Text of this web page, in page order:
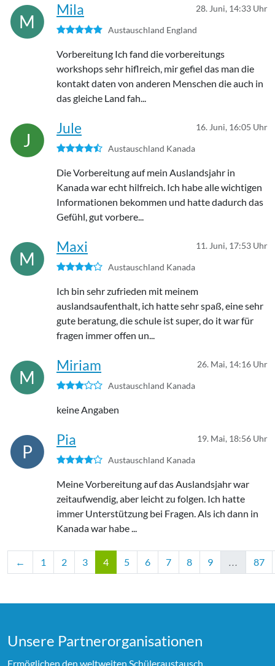
M
28. Juni, 14:33 Uhr
Mila
Austauschland England
Vorbereitung Ich fand die vorbereitungs
workshops sehr hiflreich, mir gefiel das man die
kontakt daten von anderen Menschen die auch in
das gleiche Land fah...
J
16. Juni, 16:05 Uhr
Jule
Austauschland Kanada
Die Vorbereitung auf mein Auslandsjahr in
Kanada war echt hilfreich. Ich habe alle wichtigen
Informationen bekommen und hatte dadurch das
Gefühl, gut vorbere...
M
11. Juni, 17:53 Uhr
Maxi
Austauschland Kanada
Ich bin sehr zufrieden mit meinem
auslandsaufenthalt, ich hatte sehr spaß, eine sehr
gute beratung, die schule ist super, do it war für
fragen immer offen un...
M
26. Mai, 14:16 Uhr
Miriam
Austauschland Kanada
keine Angaben
P
19. Mai, 18:56 Uhr
Pia
Austauschland Kanada
Meine Vorbereitung auf das Auslandsjahr war
zeitaufwendig, aber leicht zu folgen. Ich hatte
immer Unterstützung bei Fragen. Als ich dann in
Kanada war habe ...
← 1 2 3 4 5 6 7 8 9 … 87
Unsere Partner­organi­sationen
Ermöglichen den weltweiten Schüleraustausch.